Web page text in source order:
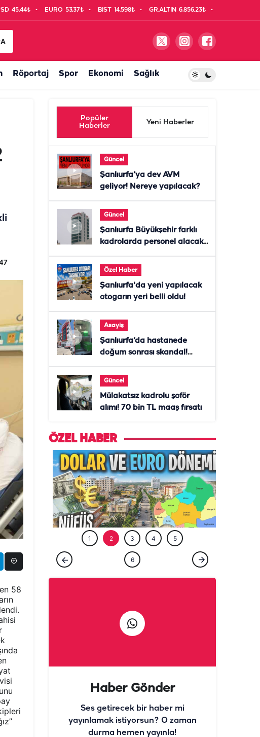
45,44₺ EURO 53,37₺ BIST 14.598₺ GR.ALTIN 6.856,23₺
Röportaj Spor Ekonomi Sağlık
58
Popüler
Haberler
Yeni Haberler
Güncel
Şanlıurfa’ya dev AVM
geliyor! Nereye yapılacak?
Güncel
Şanlıurfa Büyükşehir farklı
kadrolarda personel alacak!
Özel Haber
Şanlıurfa'da yeni yapılacak
otogarın yeri belli oldu!
Asayiş
Şanlıurfa’da hastanede
doğum sonrası skandal!
Güncel
Mülakatsız kadrolu şoför
alımı! 70 bin TL maaş fırsatı
ÖZEL HABER
1 2 3 4 5
6
yayınlamak istiyorsun? O zaman
durma hemen yayınla!